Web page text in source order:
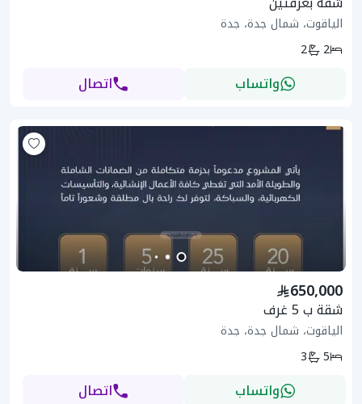
الياقوت، شمال جدة، جدة
2
2
واتساب اتصال
650,000
شقة ب 5 غرف
الياقوت، شمال جدة، جدة
5
3
واتساب اتصال